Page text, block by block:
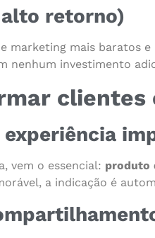
retorno)
marketing mais baratos
nenhum investimento
clientes
experiência
vem o essencial: produto
a indicação é